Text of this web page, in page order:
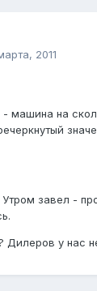
2011
- машина на
завел -
Дилеров у нас